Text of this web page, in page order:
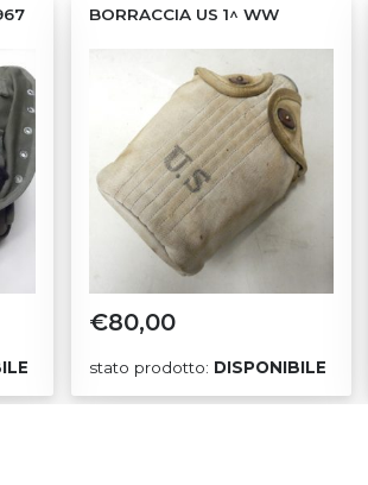
BORRACCIA US 1^ WW
€80,00
stato prodotto: DISPONIBILE